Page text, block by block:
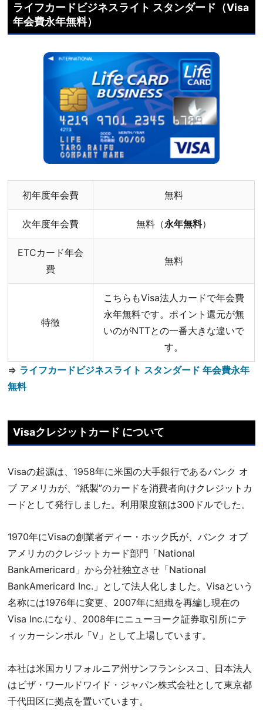
ライフカードビジネスライト スタンダード（Visa
年会費永年無料）
初年度年会費 無料
次年度年会費 無料（永年無料）
ETCカード年会
費
無料
特徴
こちらもVisa法人カードで年会費
永年無料です。ポイント還元が無
いのがNTTとの一番大きな違いで
す。
⇒ ライフカードビジネスライト スタンダード 年会費永年
無料
Visaクレジットカード について
Visaの起源は、1958年に米国の大手銀行であるバンク オ
ブ アメリカが、”紙製”のカードを消費者向けクレジットカ
ードとして発行しました。利用限度額は300ドルでした。
1970年にVisaの創業者ディー・ホック氏が、バンク オブ
アメリカのクレジットカード部門「National
BankAmericard」から分社独立させ「National
BankAmericard Inc.」として法人化しました。Visaという
名称には1976年に変更、2007年に組織を再編し現在の
Visa Inc.になり、2008年にニューヨーク証券取引所にテ
ィッカーシンボル「V」として上場しています。
本社は米国カリフォルニア州サンフランシスコ、日本法人
はビザ・ワールドワイド・ジャパン株式会社として東京都
千代田区に拠点を置いています。